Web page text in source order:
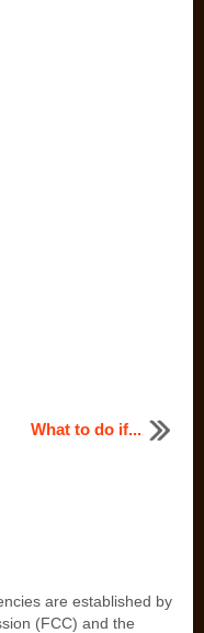
What to do if...
are established by
(FCC) and the